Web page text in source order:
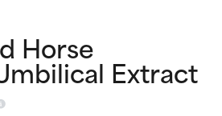
Horse
Extract